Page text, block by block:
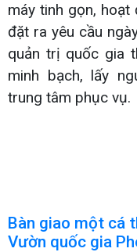
máy tinh gọn, hoạt
đặt ra yêu cầu
quản trị quốc gia
minh bạch, lấy
trung tâm phục vụ.
Bàn giao một cá
Vườn quốc gia